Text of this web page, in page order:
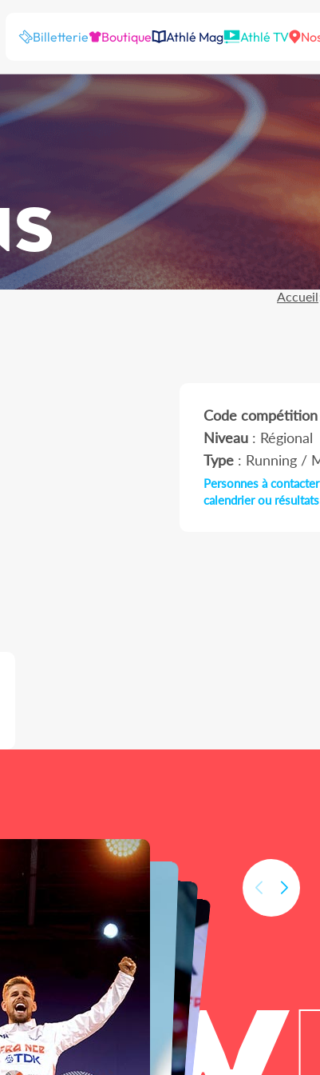
Billetterie Boutique Athlé Mag Athlé TV
Accueil
Code compétition
Niveau: Régional
Type: Running /
Personnes à
calendrier ou résultats